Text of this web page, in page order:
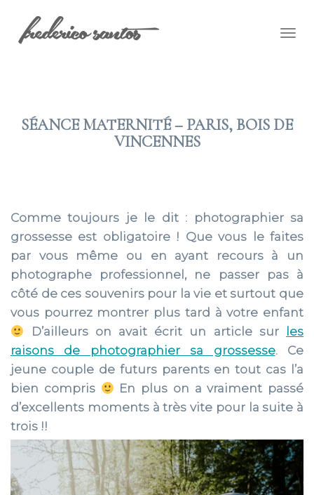
SÉANCE MATERNITÉ – PARIS, BOIS DE
VINCENNES
Comme toujours je le dit : photographier sa
grossesse est obligatoire ! Que vous le faites
par vous même ou en ayant recours à un
photographe professionnel, ne passer pas à
côté de ces souvenirs pour la vie et surtout que
vous pourrez montrer plus tard à votre enfant
D’ailleurs on avait écrit un article sur
les
raisons de photographier sa grossesse. Ce
jeune couple de futurs parents en tout cas l’a
bien compris
En plus on a vraiment passé
d’excellents moments à très vite pour la suite à
trois !!